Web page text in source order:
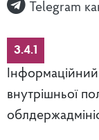
Telegram
3.4.1
внутрішньої